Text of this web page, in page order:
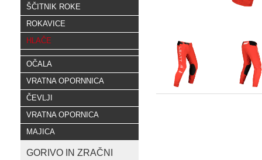
ŠČITNIK ROKE
ROKAVICE
HLAČE
OČALA
VRATNA OPORNNICA
ČEVLJI
VRATNA OPORNICA
MAJICA
GORIVO IN ZRAČNI